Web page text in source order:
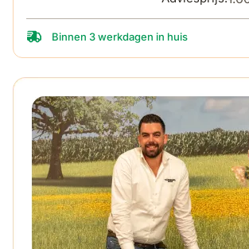
Binnen 3 werkdagen in huis